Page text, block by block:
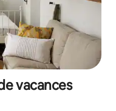
vacances